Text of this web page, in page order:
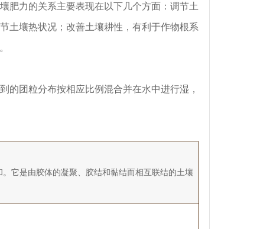
肥力的关系主要表现在以下几个方面：调节土
土壤热状况；改善土壤耕性，有利于作物根系
的团粒分布按相应比例混合并在水中进行湿，
它是由胶体的凝聚、胶结和黏结而相互联结的土壤